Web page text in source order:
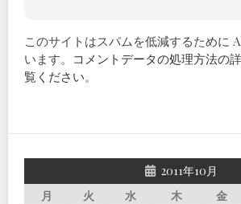
このサイトはスパムを低減するために
います。 コメントデータの処理方法の
覧ください。
2011年10月
月
火 水 木 金